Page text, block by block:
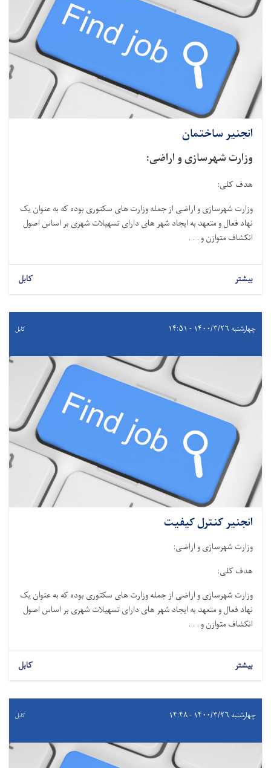
انجنیر ساختمان
وزارت شهرسازی و اراضی:
هدف کلی:
وزارت شهرسازی و اراضی از جمله وزارت های سکتوری بوده که به عنوان یک
نهاد فعال و متعهد به ایجاد شهر های دارای تسهیلات شهری بر اساس اصول
انکشاف متوازن و . . .
بیشتر کابل
چهارشنبه ۱۴۰۰/۳/۲۶ - ۱۴:۵۱ کابل
انجنیر کنترل کیفیت
وزارت شهرسازی و اراضی:
هدف کلی:
وزارت شهرسازی و اراضی از جمله وزارت های سکتوری بوده که به عنوان یک
نهاد فعال و متعهد به ایجاد شهر های دارای تسهیلات شهری بر اساس اصول
انکشاف متوازن و . . .
بیشتر کابل
چهارشنبه ۱۴۰۰/۳/۲۶ - ۱۴:۴۸ کابل